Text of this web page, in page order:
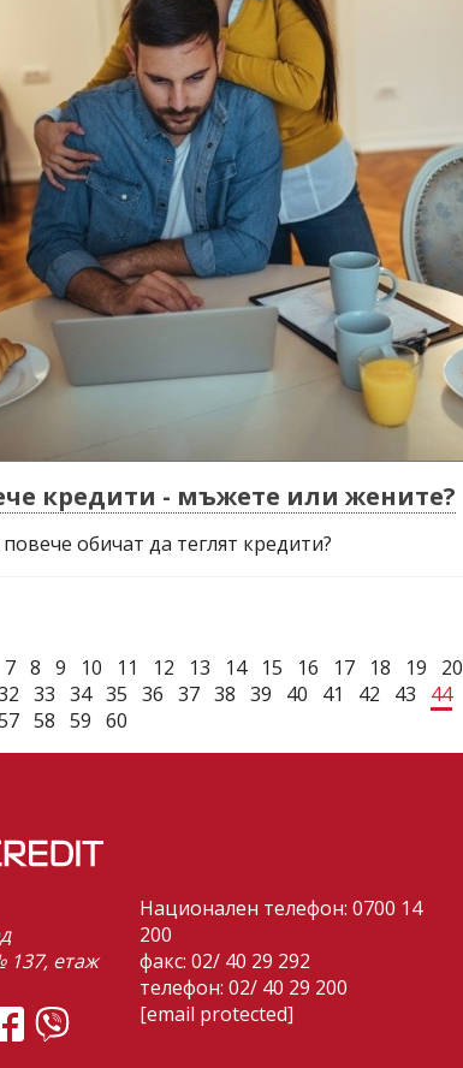
кредити - мъжете или жените?
обичат да теглят кредити?
7 8 9 10 11 12 13 14 15 16 17 18 19 20
33 34 35 36 37 38 39 40 41 42 43 44
58 59 60
137, етаж
Национален телефон:0700 14
200
факс: 02/ 40 29 292
телефон:02/ 40 29 200
[email protected]